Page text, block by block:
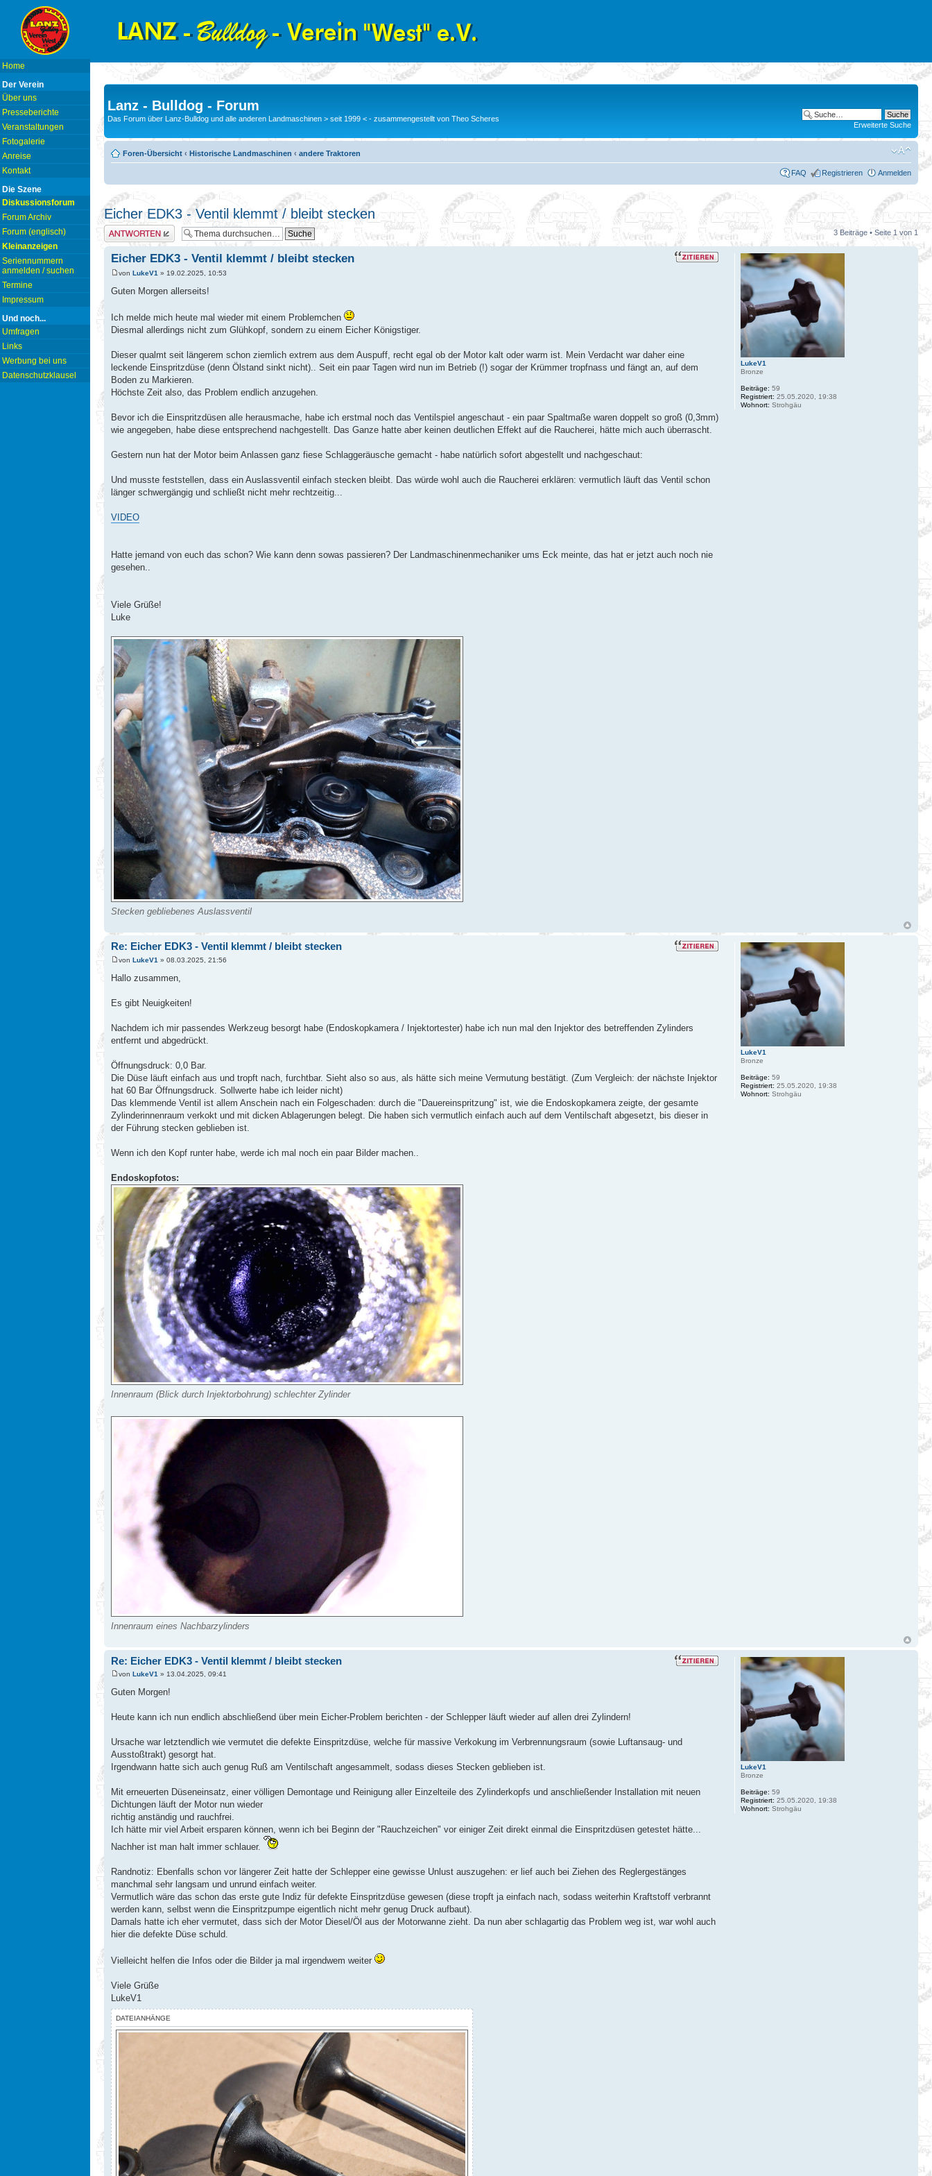
Home
Der Verein
Über uns
Presseberichte
Veranstaltungen
Fotogalerie
Anreise
Kontakt
Die Szene
Diskussionsforum
Forum Archiv
Forum (englisch)
Kleinanzeigen
Seriennummern
anmelden / suchen
Termine
Impressum
Und noch...
Umfragen
Links
Werbung bei uns
Datenschutzklausel
Lanz - Bulldog - Forum
Das Forum über Lanz-Bulldog und alle anderen Landmaschinen > seit 1999 < - zusammengestellt von Theo Scheres
Erweiterte Suche
Foren-Übersicht ‹ Historische Landmaschinen ‹ andere Traktoren
FAQ Registrieren Anmelden
Eicher EDK3 - Ventil klemmt / bleibt stecken
Antwort erstellen 3 Beiträge • Seite 1 von 1
Eicher EDK3 - Ventil klemmt / bleibt stecken
von LukeV1 » 19.02.2025, 10:53
Guten Morgen allerseits!
Ich melde mich heute mal wieder mit einem Problemchen
Diesmal allerdings nicht zum Glühkopf, sondern zu einem Eicher Königstiger.
Dieser qualmt seit längerem schon ziemlich extrem aus dem Auspuff, recht egal ob der Motor kalt oder warm ist. Mein Verdacht war daher eine
leckende Einspritzdüse (denn Ölstand sinkt nicht).. Seit ein paar Tagen wird nun im Betrieb (!) sogar der Krümmer tropfnass und fängt an, auf dem
Boden zu Markieren.
Höchste Zeit also, das Problem endlich anzugehen.
Bevor ich die Einspritzdüsen alle herausmache, habe ich erstmal noch das Ventilspiel angeschaut - ein paar Spaltmaße waren doppelt so groß (0,3mm)
wie angegeben, habe diese entsprechend nachgestellt. Das Ganze hatte aber keinen deutlichen Effekt auf die Raucherei, hätte mich auch überrascht.
Gestern nun hat der Motor beim Anlassen ganz fiese Schlaggeräusche gemacht - habe natürlich sofort abgestellt und nachgeschaut:
Und musste feststellen, dass ein Auslassventil einfach stecken bleibt. Das würde wohl auch die Raucherei erklären: vermutlich läuft das Ventil schon
länger schwergängig und schließt nicht mehr rechtzeitig...
VIDEO
Hatte jemand von euch das schon? Wie kann denn sowas passieren? Der Landmaschinenmechaniker ums Eck meinte, das hat er jetzt auch noch nie
gesehen..
Viele Grüße!
Luke
Stecken gebliebenes Auslassventil
LukeV1
Bronze
Beiträge: 59
Registriert: 25.05.2020, 19:38
Wohnort: Strohgäu
Re: Eicher EDK3 - Ventil klemmt / bleibt stecken
von LukeV1 » 08.03.2025, 21:56
Hallo zusammen,
Es gibt Neuigkeiten!
Nachdem ich mir passendes Werkzeug besorgt habe (Endoskopkamera / Injektortester) habe ich nun mal den Injektor des betreffenden Zylinders
entfernt und abgedrückt.
Öffnungsdruck: 0,0 Bar.
Die Düse läuft einfach aus und tropft nach, furchtbar. Sieht also so aus, als hätte sich meine Vermutung bestätigt. (Zum Vergleich: der nächste Injektor
hat 60 Bar Öffnungsdruck. Sollwerte habe ich leider nicht)
Das klemmende Ventil ist allem Anschein nach ein Folgeschaden: durch die "Dauereinspritzung" ist, wie die Endoskopkamera zeigte, der gesamte
Zylinderinnenraum verkokt und mit dicken Ablagerungen belegt. Die haben sich vermutlich einfach auch auf dem Ventilschaft abgesetzt, bis dieser in
der Führung stecken geblieben ist.
Wenn ich den Kopf runter habe, werde ich mal noch ein paar Bilder machen..
Endoskopfotos:
Innenraum (Blick durch Injektorbohrung) schlechter Zylinder
Innenraum eines Nachbarzylinders
LukeV1
Bronze
Beiträge: 59
Registriert: 25.05.2020, 19:38
Wohnort: Strohgäu
Re: Eicher EDK3 - Ventil klemmt / bleibt stecken
von LukeV1 » 13.04.2025, 09:41
Guten Morgen!
Heute kann ich nun endlich abschließend über mein Eicher-Problem berichten - der Schlepper läuft wieder auf allen drei Zylindern!
Ursache war letztendlich wie vermutet die defekte Einspritzdüse, welche für massive Verkokung im Verbrennungsraum (sowie Luftansaug- und
Ausstoßtrakt) gesorgt hat.
Irgendwann hatte sich auch genug Ruß am Ventilschaft angesammelt, sodass dieses Stecken geblieben ist.
Mit erneuerten Düseneinsatz, einer völligen Demontage und Reinigung aller Einzelteile des Zylinderkopfs und anschließender Installation mit neuen
Dichtungen läuft der Motor nun wieder
richtig anständig und rauchfrei.
Ich hätte mir viel Arbeit ersparen können, wenn ich bei Beginn der "Rauchzeichen" vor einiger Zeit direkt einmal die Einspritzdüsen getestet hätte...
Nachher ist man halt immer schlauer.
Randnotiz: Ebenfalls schon vor längerer Zeit hatte der Schlepper eine gewisse Unlust auszugehen: er lief auch bei Ziehen des Reglergestänges
manchmal sehr langsam und unrund einfach weiter.
Vermutlich wäre das schon das erste gute Indiz für defekte Einspritzdüse gewesen (diese tropft ja einfach nach, sodass weiterhin Kraftstoff verbrannt
werden kann, selbst wenn die Einspritzpumpe eigentlich nicht mehr genug Druck aufbaut).
Damals hatte ich eher vermutet, dass sich der Motor Diesel/Öl aus der Motorwanne zieht. Da nun aber schlagartig das Problem weg ist, war wohl auch
hier die defekte Düse schuld.
Vielleicht helfen die Infos oder die Bilder ja mal irgendwem weiter
Viele Grüße
LukeV1
DATEIANHÄNGE
LukeV1
Bronze
Beiträge: 59
Registriert: 25.05.2020, 19:38
Wohnort: Strohgäu